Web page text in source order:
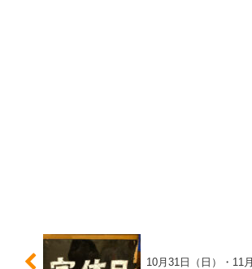
10月31日（日）・11